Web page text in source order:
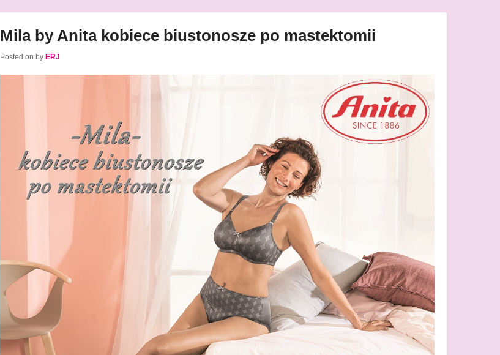
Mila by Anita kobiece biustonosze po mastektomii
Posted on by ERJ